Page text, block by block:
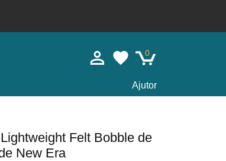
0
Ajutor
Felt Bobble de
New Era